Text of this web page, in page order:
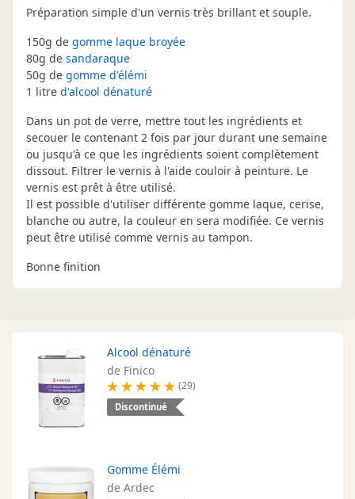
Préparation simple d'un vernis très brillant et souple.
150g de gomme laque broyée
80g de sandaraque
50g de gomme d'élémi
1 litre d'alcool dénaturé
Dans un pot de verre, mettre tout les ingrédients et
secouer le contenant 2 fois par jour durant une semaine
ou jusqu'à ce que les ingrédients soient complètement
dissout. Filtrer le vernis à l'aide couloir à peinture. Le
vernis est prêt à être utilisé.
Il est possible d'utiliser différente gomme laque, cerise,
blanche ou autre, la couleur en sera modifiée. Ce vernis
peut être utilisé comme vernis au tampon.
Bonne finition
Alcool dénaturé
de Finico
(29)
Discontinué
Gomme Élémi
de Ardec